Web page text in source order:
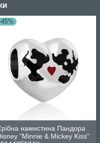
намистина Пандора
"Minnie & Mickey Kiss"